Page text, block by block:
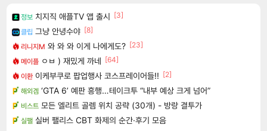
정보 치지직 애플TV 앱 출시 [3]
클립 그냥 안녕수야 [8]
리니지M 와 와 와 이게 나에게도? [23]
메이플 ㅇㅂ ) 재밌게 까네 [64]
이환 이케부쿠로 팝업행사 코스프레이어들!! [2]
해외겜 ‘GTA 6’ 예판 흥행…테이크투 “내부 예상 크게 넘어”
비스트 모든 엘리트 골렘 위치 공략 (30개) - 방랑 결투가
실팰 실버 팰리스 CBT 화제의 순간·후기 모음